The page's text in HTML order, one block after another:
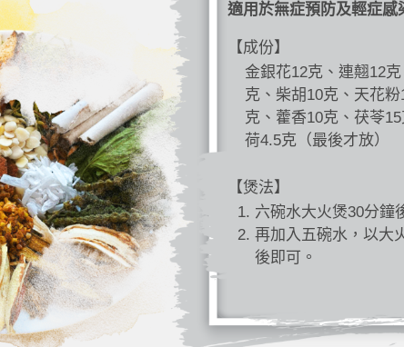
適用於無症預防及輕症感
【成份】
金銀花12克、連翹12
克、柴胡10克、天花
克、藿香10克、茯苓
荷4.5克（最後才放）
【煲法】
六碗水大火煲30分鐘
再加入五碗水，以大
後即可。